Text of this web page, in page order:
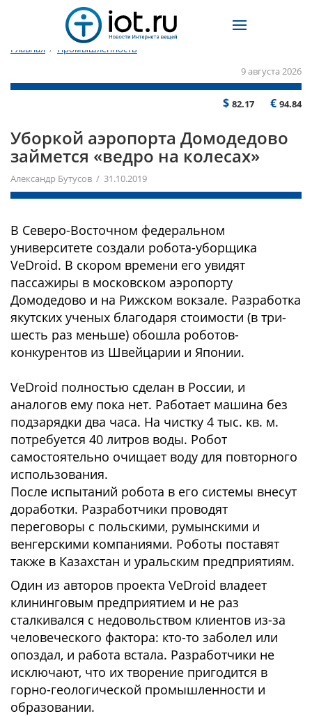
Главная / Промышленность
9 августа 2026
$ 82.17 € 94.84
Уборкой аэропорта Домодедово
займется «ведро на колесах»
Александр Бутусов / 31.10.2019
В Северо-Восточном федеральном
университете создали робота-уборщика
VeDroid. В скором времени его увидят
пассажиры в московском аэропорту
Домодедово и на Рижском вокзале. Разработка
якутских ученых благодаря стоимости (в три-
шесть раз меньше) обошла роботов-
конкурентов из Швейцарии и Японии.
VeDroid полностью сделан в России, и
аналогов ему пока нет. Работает машина без
подзарядки два часа. На чистку 4 тыс. кв. м.
потребуется 40 литров воды. Робот
самостоятельно очищает воду для повторного
использования.
После испытаний робота в его системы внесут
доработки. Разработчики проводят
переговоры с польскими, румынскими и
венгерскими компаниями. Роботы поставят
также в Казахстан и уральским предприятиям.
Один из авторов проекта VeDroid владеет
клининговым предприятием и не раз
сталкивался с недовольством клиентов из-за
человеческого фактора: кто-то заболел или
опоздал, и работа встала. Разработчики не
исключают, что их творение пригодится в
горно-геологической промышленности и
образовании.